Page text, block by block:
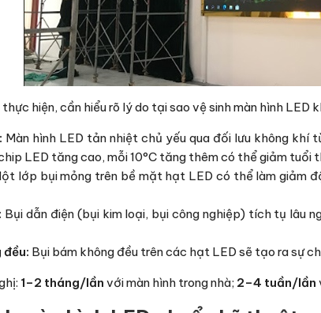
hiện, cần hiểu rõ lý do tại sao vệ sinh màn hình
Màn hình LED tản nhiệt chủ yếu qua đối lưu không
LED tăng cao, mỗi 10°C tăng thêm có thể giảm tuổi
lớp bụi mỏng trên bề mặt hạt LED có thể làm giảm
Bụi dẫn điện (bụi kim loại, bụi công nghiệp) tích tụ lâu
đều: Bụi bám không đều trên các hạt LED sẽ tạo ra sự
1–2 tháng/lần với màn hình trong nhà; 2–4 tuần/lần